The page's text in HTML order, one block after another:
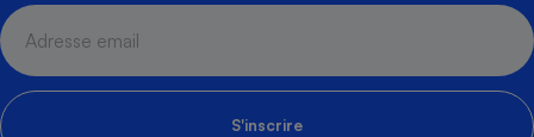
S'inscrire